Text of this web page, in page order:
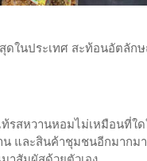
ในประเทศ สะท้อนอัตลัก
สหวานหอมไม่เหมือนที่ใด
และสินค้าชุมชนอีกมากม